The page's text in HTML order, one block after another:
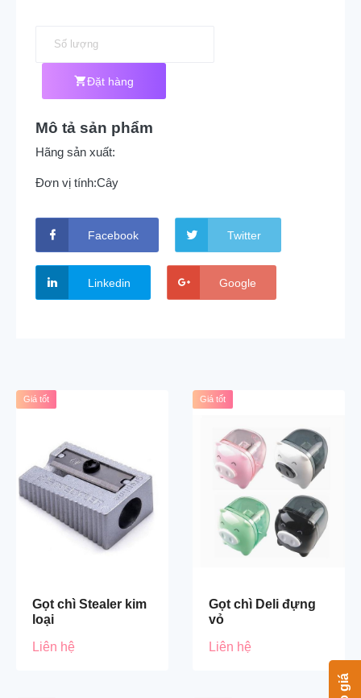
Đặt hàng
Mô tả sản phẩm
Hãng sản xuất:
Đơn vị tính:Cây
Facebook Twitter
Linkedin Google
Giá tốt
Gọt chì Stealer kim
loại
Liên hệ
Giá tốt
Gọt chì Deli đựng
vỏ
Liên hệ